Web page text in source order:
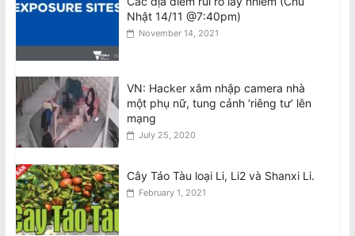
Tân BCH CĐNVTD-VIC: Tóm Tắt Thư
Luật Sư Bằng Tiếng Việt
Ban Chấp Hành Chấp Thuận Kết Quả
Hòa Giải và Chương Trình Thực Hiện
Sau Cuộc Bầu Cử BCH 2026–30
Nhật 14/11 @7:40pm)
November 14, 2021
VN: Hacker xâm nhập camera nhà
một phụ nữ, tung cảnh ‘riêng tư’ lên
mạng
July 25, 2020
Cây Táo Tàu loại Li, Li2 và Shanxi Li.
February 1, 2021